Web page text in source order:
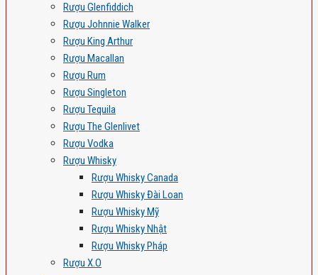
Rượu Glenfiddich
Rượu Johnnie Walker
Rượu King Arthur
Rượu Macallan
Rượu Rum
Rượu Singleton
Rượu Tequila
Rượu The Glenlivet
Rượu Vodka
Rượu Whisky
Rượu Whisky Canada
Rượu Whisky Đài Loan
Rượu Whisky Mỹ
Rượu Whisky Nhật
Rượu Whisky Pháp
Rượu X.O